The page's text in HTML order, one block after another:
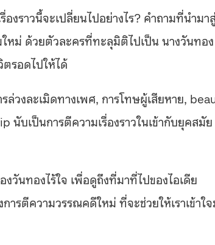
งราวนี้จะเปลี่ยนไปอย่างไร? คำถามที่นำมา
หม่ ด้วยตัวละครที่ทะลุมิติไปเป็น นางวันทอง
รอดไปให้ได้
ล่วงละเมิดทางเพศ, การโทษผู้เสียหาย,
บเป็นการตีความเรื่องราวในเข้ากับยุคสมัย
งวันทองไร้ใจ เพื่อดูถึงที่มาที่ไปของไอเดีย
รตีความวรรณคดีใหม่ ที่จะช่วยให้เราเข้าใ